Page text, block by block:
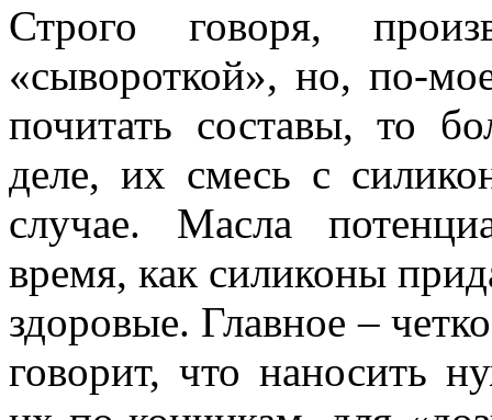
Строго говоря,
«сывороткой», но, по-
почитать составы, то
деле, их смесь с
случае. Масла
время, как силиконы
здоровые. Главное –
говорит, что наносить